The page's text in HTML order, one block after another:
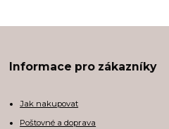
Informace pro zákazníky
Jak nakupovat
Poštovné a doprava